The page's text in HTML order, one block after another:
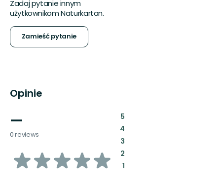
Zadaj pytanie innym
użytkownikom Naturkartan.
Zamieść pytanie
Opinie
—
0 reviews
z
5:
4:
3:
2:
1: